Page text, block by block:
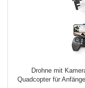
Drohne mit
Quadcopter für